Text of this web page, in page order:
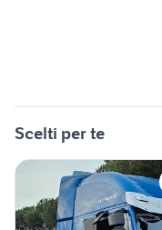
Scelti per te